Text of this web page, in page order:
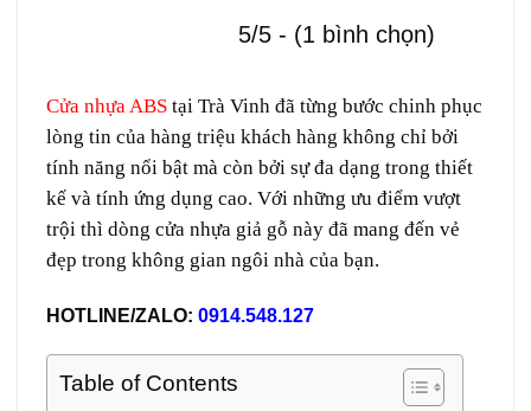
5/5 - (1 bình chọn)
Cửa nhựa ABS tại Trà Vinh đã từng bước chinh phục
lòng tin của hàng triệu khách hàng không chỉ bởi
tính năng nổi bật mà còn bởi sự đa dạng trong thiết
kế và tính ứng dụng cao. Với những ưu điểm vượt
trội thì dòng cửa nhựa giả gỗ này đã mang đến vẻ
đẹp trong không gian ngôi nhà của bạn.
HOTLINE/ZALO: 0914.548.127
Table of Contents